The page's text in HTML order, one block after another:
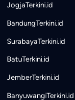
JogjaTerkini.id
BandungTerkini.id
SurabayaTerkini.id
BatuTerkini.id
JemberTerkini.id
BanyuwangiTerkini.id